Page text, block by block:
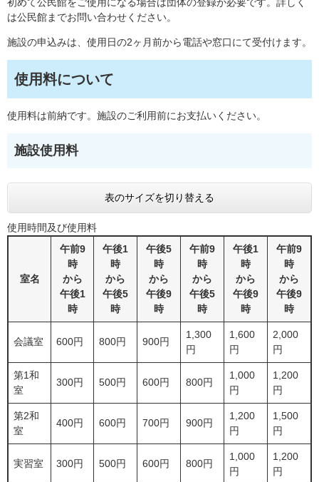
は公民館までお問い合わせください。
施設の申込みは、使用日の2ヶ月前から電話や窓口にて受付けます。
使用料について
使用料は前納です。施設のご利用前にお支払いください。
施設使用料
表のサイズを切り替える
使用時間及び使用料
室名
午前9
時
から
午後1
時
午後1
時
から
午後5
時
午後5
時
から
午後9
時
午前9
時
から
午後5
時
午後1
時
から
午後9
時
午前9
時
から
午後9
時
会議室 600円 800円 900円
1,300
円
1,600
円
2,000
円
第1和
室
300円 500円 600円 800円
1,000
円
1,200
円
第2和
室
400円 600円 700円 900円
1,200
円
1,500
円
実習室 300円 500円 600円 800円
1,000
円
1,200
円